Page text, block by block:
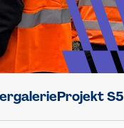
Projekt S5